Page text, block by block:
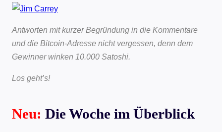
Antworten mit kurzer Begründung in die Kommentare
und die Bitcoin-Adresse nicht vergessen, denn dem
Gewinner winken 10.000 Satoshi.
Los geht’s!
Neu: Die Woche im Überblick